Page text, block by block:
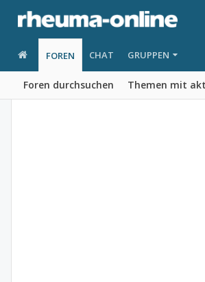
FOREN
Foren durchsuchen Themen mit
CHAT GRUPPEN